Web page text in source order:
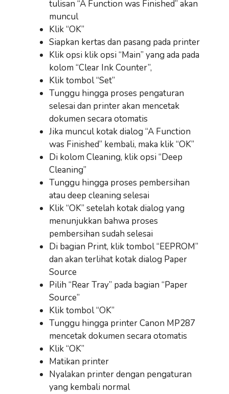
tulisan “A Function was Finished” akan
muncul
Klik “OK”
Siapkan kertas dan pasang pada printer
Klik opsi klik opsi “Main” yang ada pada
kolom “Clear Ink Counter”,
Klik tombol “Set”
Tunggu hingga proses pengaturan
selesai dan printer akan mencetak
dokumen secara otomatis
Jika muncul kotak dialog “A Function
was Finished” kembali, maka klik “OK”
Di kolom Cleaning, klik opsi “Deep
Cleaning”
Tunggu hingga proses pembersihan
atau deep cleaning selesai
Klik “OK” setelah kotak dialog yang
menunjukkan bahwa proses
pembersihan sudah selesai
Di bagian Print, klik tombol “EEPROM”
dan akan terlihat kotak dialog Paper
Source
Pilih “Rear Tray” pada bagian “Paper
Source”
Klik tombol “OK”
Tunggu hingga printer Canon MP287
mencetak dokumen secara otomatis
Klik “OK”
Matikan printer
Nyalakan printer dengan pengaturan
yang kembali normal